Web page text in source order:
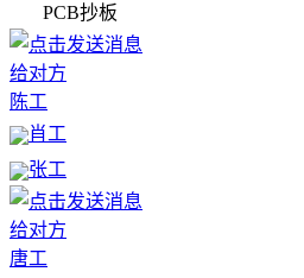
PCB抄板
陈工
肖工
张工
唐工